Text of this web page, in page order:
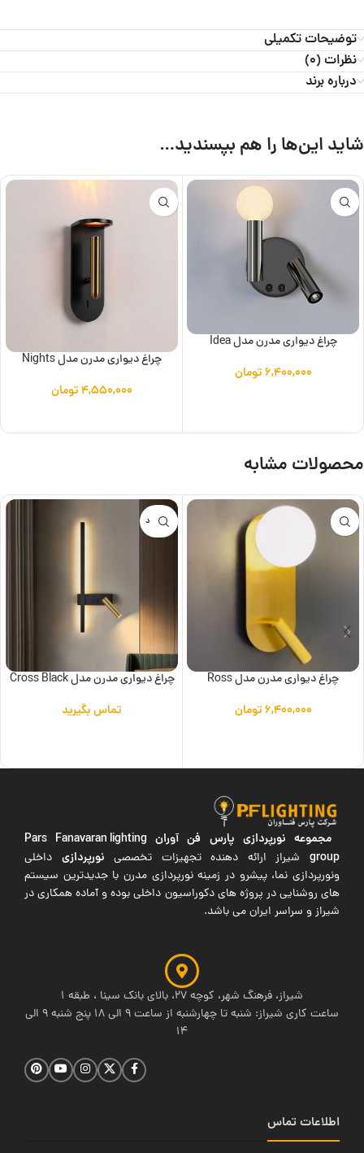
توضیحات تکمیلی
نظرات (0)
درباره برند
شاید این‌ها را هم بپسندید…
چراغ دیواری مدرن مدل Idea
۶,۴۰۰,۰۰۰تومان
چراغ دیواری مدرن مدل Nights
۴,۵۵۰,۰۰۰تومان
محصولات مشابه
چراغ دیواری مدرن مدل Ross
۶,۴۰۰,۰۰۰تومان
ناموجود
چراغ دیواری مدرن مدل Cross Black
تماس بگیرید
مجموعه نورپردازی پارس فن آوران Pars Fanavaran lighting
groupشیراز ارائه دهنده تجهیزات تخصصی نورپردازی داخلی
ونورپردازی نما، پیشرو در زمینه نورپردازی مدرن با جدیدترین سیستم
های روشنایی در پروژه های دکوراسیون داخلی بوده و آماده همکاری در
شیراز و سراسر ایران می باشد.
شیراز، فرهنگ شهر، کوچه 27، بالای بانک سینا ، طبقه 1
ساعت کاری شیراز: شنبه تا چهارشنبه از ساعت 9 الی 18 پنج شنبه 9 الی
14
اطلاعات تماس